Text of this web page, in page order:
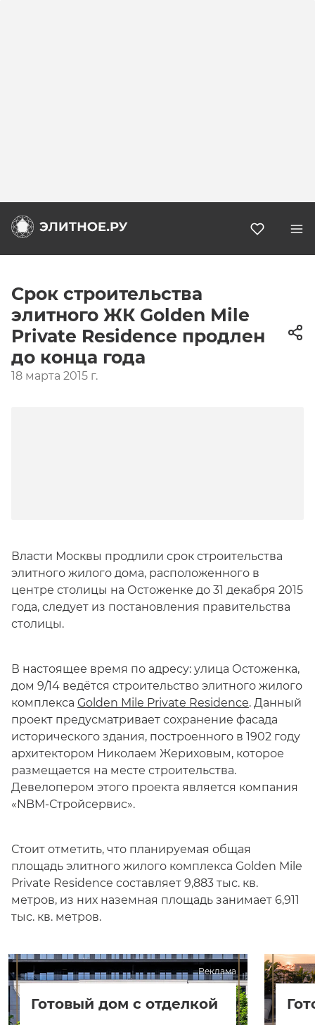
Срок строительства
элитного ЖК Golden Mile
Private Residence продлен
до конца года
18 марта 2015 г.
Власти Москвы продлили срок строительства
элитного жилого дома, расположенного в
центре столицы на Остоженке до 31 декабря 2015
года, следует из постановления правительства
столицы.
В настоящее время по адресу: улица Остоженка,
дом 9/14 ведётся строительство элитного жилого
комплекса Golden Mile Private Residence. Данный
проект предусматривает сохранение фасада
исторического здания, построенного в 1902 году
архитектором Николаем Жериховым, которое
размещается на месте строительства.
Девелопером этого проекта является компания
«NBM-Стройсервис».
Стоит отметить, что планируемая общая
площадь элитного жилого комплекса Golden Mile
Private Residence составляет 9,883 тыс. кв.
метров, из них наземная площадь занимает 6,911
тыс. кв. метров.
Реклама
Готовый дом с отделкой